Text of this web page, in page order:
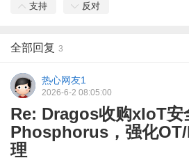
支持 反对
全部回复 3
热心网友1
2026-6-2 08:05:00
Re: Dragos收购xIoT安
Phosphorus，强化
理